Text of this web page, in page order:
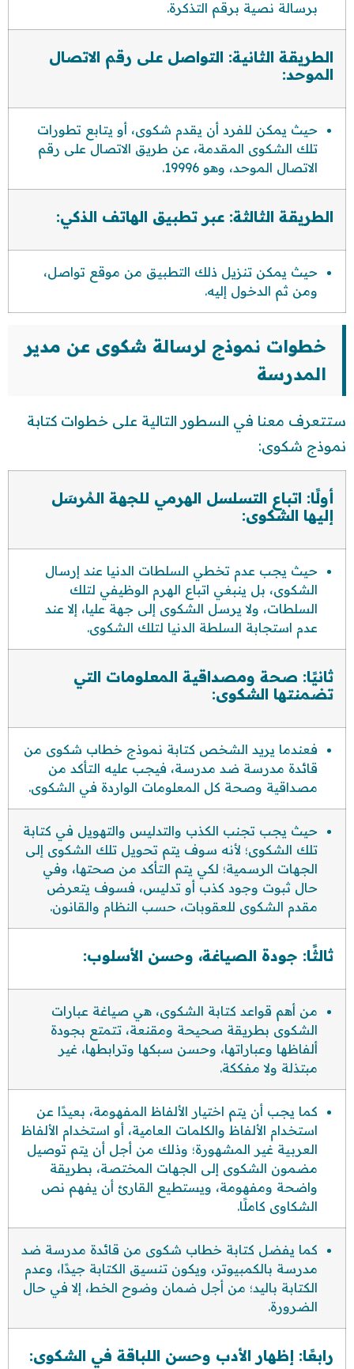
برسالة نصية برقم التذكرة.
الطريقة الثانية: التواصل على رقم الاتصال
الموحد:
حيث يمكن للفرد أن يقدم شكوى، أو يتابع تطورات
تلك الشكوى المقدمة، عن طريق الاتصال على رقم
الاتصال الموحد، وهو 19996.
الطريقة الثالثة: عبر تطبيق الهاتف الذكي:
حيث يمكن تنزيل ذلك التطبيق من موقع تواصل،
ومن ثم الدخول إليه.
خطوات نموذج لرسالة شكوى عن مدير
المدرسة
ستتعرف معنا في السطور التالية على خطوات كتابة
نموذج شكوى:
أولًا: اتباع التسلسل الهرمي للجهة المُرسَل
إليها الشكوى:
حيث يجب عدم تخطي السلطات الدنيا عند إرسال
الشكوى، بل ينبغي اتباع الهرم الوظيفي لتلك
السلطات، ولا يرسل الشكوى إلى جهة عليا، إلا عند
عدم استجابة السلطة الدنيا لتلك الشكوى.
ثانيًا: صحة ومصداقية المعلومات التي
تضمنتها الشكوى:
فعندما يريد الشخص كتابة نموذج خطاب شكوى من
قائدة مدرسة ضد مدرسة، فيجب عليه التأكد من
مصداقية وصحة كل المعلومات الواردة في الشكوى.
حيث يجب تجنب الكذب والتدليس والتهويل في كتابة
تلك الشكوى؛ لأنه سوف يتم تحويل تلك الشكوى إلى
الجهات الرسمية؛ لكي يتم التأكد من صحتها، وفي
حال ثبوت وجود كذب أو تدليس، فسوف يتعرض
مقدم الشكوى للعقوبات، حسب النظام والقانون.
ثالثًا: جودة الصياغة، وحسن الأسلوب:
من أهم قواعد كتابة الشكوى، هي صياغة عبارات
الشكوى بطريقة صحيحة ومقنعة، تتمتع بجودة
ألفاظها وعباراتها، وحسن سبكها وترابطها، غير
مبتذلة ولا مفككة.
كما يجب أن يتم اختيار الألفاظ المفهومة، بعيدًا عن
استخدام الألفاظ والكلمات العامية، أو استخدام الألفاظ
العربية غير المشهورة؛ وذلك من أجل أن يتم توصيل
مضمون الشكوى إلى الجهات المختصة، بطريقة
واضحة ومفهومة، ويستطيع القارئ أن يفهم نص
الشكاوى كاملًا.
كما يفضل كتابة خطاب شكوى من قائدة مدرسة ضد
مدرسة بالكمبيوتر، ويكون تنسيق الكتابة جيدًا، وعدم
الكتابة باليد؛ من أجل ضمان وضوح الخط، إلا في حال
الضرورة.
رابعًا: إظهار الأدب وحسن اللباقة في الشكوى: